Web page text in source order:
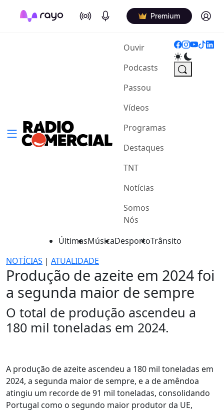
On Air Podcasts Premium Log in
Ouvir(current)
Podcasts
Passou
Vídeos
Programas
Destaques
TNT
Notícias
Somos
Nós
ÚltimasMúsicaDesportoTrânsito
NOTÍCIAS | ATUALIDADE
Produção de azeite em 2024 foi
a segunda maior de sempre
O total de produção ascendeu a
180 mil toneladas em 2024.
A produção de azeite ascendeu a 180 mil toneladas em
2024, a segunda maior de sempre, e a de amêndoa
atingiu um recorde de 91 mil toneladas, consolidando
Portugal como o segundo maior produtor da UE,